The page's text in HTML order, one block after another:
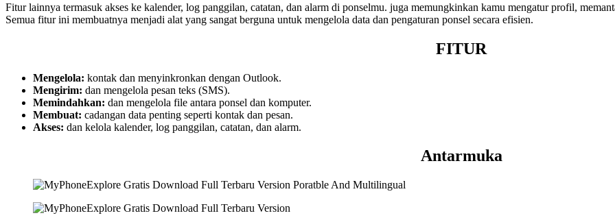
Fitur lainnya termasuk akses ke kalender, log panggilan, catatan, dan alarm di ponselmu. juga memungkinkan kamu mengatur profil,
Semua fitur ini membuatnya menjadi alat yang sangat berguna untuk mengelola data dan pengaturan ponsel secara efisien.
FITUR
Mengelola: kontak dan menyinkronkan dengan Outlook.
Mengirim: dan mengelola pesan teks (SMS).
Memindahkan: dan mengelola file antara ponsel dan komputer.
Membuat: cadangan data penting seperti kontak dan pesan.
Akses: dan kelola kalender, log panggilan, catatan, dan alarm.
Antarmuka